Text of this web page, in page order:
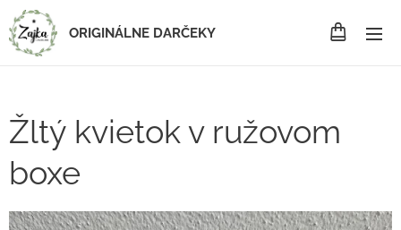
ORIGINÁLNE DARČEKY
Žltý kvietok v ružovom
boxe